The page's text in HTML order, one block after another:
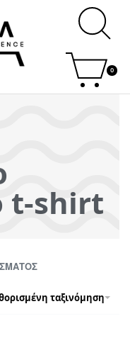
0
t-shirt
ταξινόμηση